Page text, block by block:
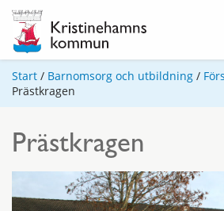
Start / Barnomsorg och utbildning /
Prästkragen
Prästkragen